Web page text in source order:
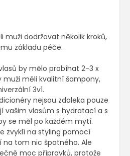
muži dodržovat několik kroků,
základu péče.
by mělo probíhat 2-3 x
muži měli kvalitní šampony,
3v1.
nejsou zdaleka pouze
vašim vlasům s hydratací a s
se měl po každém mytí.
zvyklí na styling pomocí
na tom nic špatného. Ale
moc přípravků, protože